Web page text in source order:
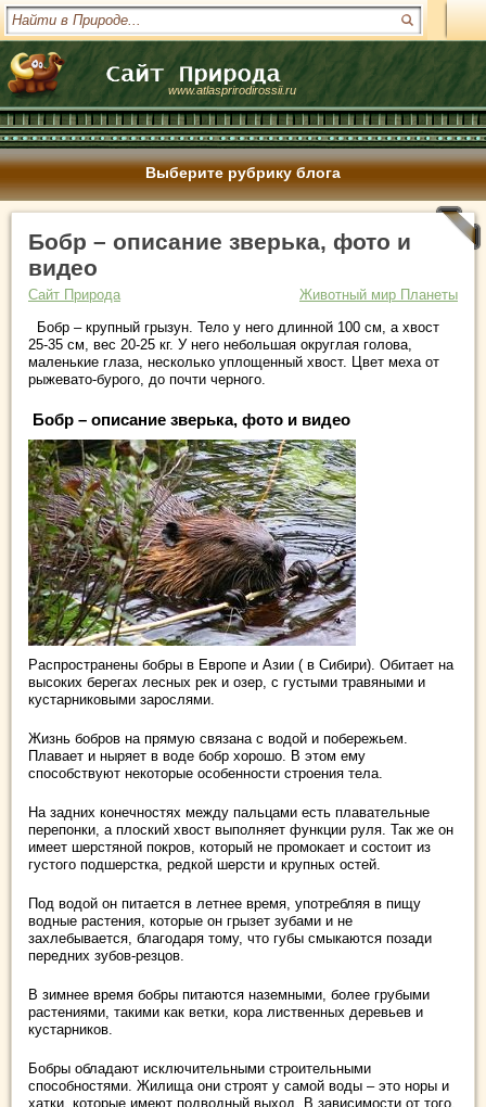
www.atlasprirodirossii.ru
Выберите рубрику блога
Бобр – описание зверька, фото и
видео
Сайт Природа
Животный мир Планеты
Бобр – крупный грызун. Тело у него длинной 100 см, а хвост
25-35 см, вес 20-25 кг. У него небольшая округлая голова,
маленькие глаза, несколько уплощенный хвост. Цвет меха от
рыжевато-бурого, до почти черного.
Бобр – описание зверька, фото и видео
Распространены бобры в Европе и Азии ( в Сибири). Обитает на
высоких берегах лесных рек и озер, с густыми травяными и
кустарниковыми зарослями.
Жизнь бобров на прямую связана с водой и побережьем.
Плавает и ныряет в воде бобр хорошо. В этом ему
способствуют некоторые особенности строения тела.
На задних конечностях между пальцами есть плавательные
перепонки, а плоский хвост выполняет функции руля. Так же он
имеет шерстяной покров, который не промокает и состоит из
густого подшерстка, редкой шерсти и крупных остей.
Под водой он питается в летнее время, употребляя в пищу
водные растения, которые он грызет зубами и не
захлебывается, благодаря тому, что губы смыкаются позади
передних зубов-резцов.
В зимнее время бобры питаются наземными, более грубыми
растениями, такими как ветки, кора лиственных деревьев и
кустарников.
Бобры обладают исключительными строительными
способностями. Жилища они строят у самой воды – это норы и
хатки, которые имеют подводный выход. В зависимости от того,